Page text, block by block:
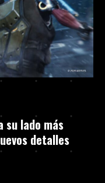
su lado más
detalles